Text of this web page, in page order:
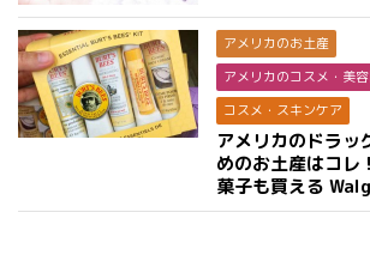
アメリカのお土産
アメリカのコスメ・美
コスメ・スキンケア
アメリカのドラッ
めのお土産はコレ
菓子も買える